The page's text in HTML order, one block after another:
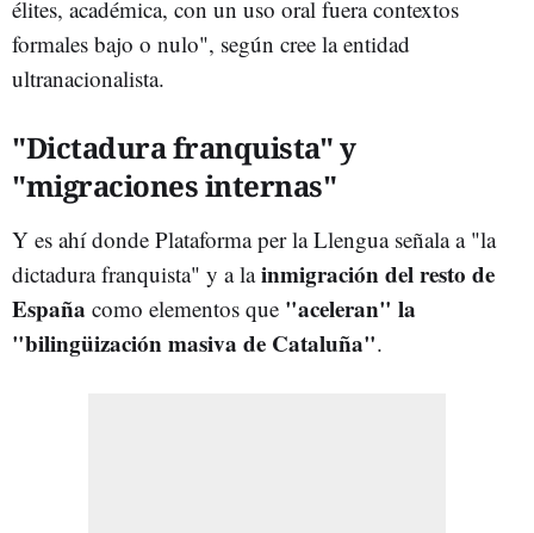
élites, académica, con un uso oral fuera contextos
formales bajo o nulo", según cree la entidad
ultranacionalista.
"Dictadura franquista" y
"migraciones internas"
Y es ahí donde Plataforma per la Llengua señala a "la
dictadura franquista" y a lainmigración del resto de
España como elementos que "aceleran" la
"bilingüización masiva de Cataluña".